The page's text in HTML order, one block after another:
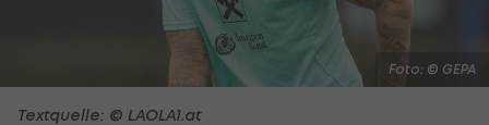
Foto: © GEPA
Textquelle: © LAOLA1.at